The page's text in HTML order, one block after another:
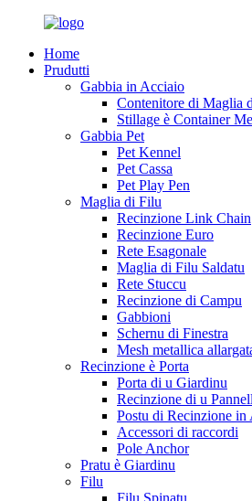
Home
Prudutti
Gabbia in Acciaio
Contenitore di Maglia
Stillage è Container
Gabbia Pet
Pet Kennel
Pet Cassa
Pet Play Pen
Maglia di Filu
Recinzione Link Chain
Recinzione Euro
Rete Esagonale
Maglia di Filu Saldatu
Rete Stuccu
Recinzione di Campu
Gabbioni
Schernu di Finestra
Mesh metallica
Recinzione è Porta
Porta di u Giardinu
Recinzione di u
Postu di Recinzione in
Accessori di raccordi
Pole Anchor
Pratu è Giardinu
Filu
Filu Spinatu